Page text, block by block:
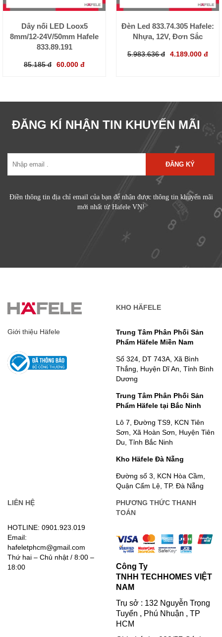
Dây nối LED Loox5
8mm/12-24V/50mm Hafele
833.89.191
85.185 đ 60.000 đ
Đèn Led 833.74.305 Hafele:
Nhựa, 12V, Đơn Sắc
5.983.636 đ 4.189.000 đ
ĐĂNG KÍ NHẬN TIN KHUYẾN MÃI
ĐĂNG KÝ
Điền thông tin địa chỉ email của bạn để nhận được thông tin khuyến mãi
mới nhất từ Hafele VN!
Giới thiệu Häfele
KHO HÄFELE
Trung Tâm Phân Phối Sản
Phẩm Häfele Miền Nam
Số 324, DT 743A, Xã Bình
Thắng, Huyện Dĩ An, Tỉnh Bình
Dương
Trung Tâm Phân Phối Sản
Phẩm Häfele tại Bắc Ninh
Lô 7, Đường TS9, KCN Tiên
Sơn, Xã Hoàn Sơn, Huyện Tiên
Du, Tỉnh Bắc Ninh
Kho Häfele Đà Nẵng
Đường số 3, KCN Hòa Cầm,
Quận Cẩm Lệ, TP. Đà Nẵng
LIÊN HỆ
HOTLINE: 0901.923.019
Email:
hafeletphcm@gmail.com
Thứ hai – Chủ nhật / 8:00 –
18:00
PHƯƠNG THỨC THANH
TOÁN
Công Ty
TNHH TECHHOMES VIỆT
NAM
Trụ sở : 132 Nguyễn Trọng
Tuyển , Phú Nhuận , TP
HCM